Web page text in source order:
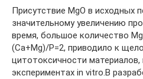
Присутствие MgO в исходных
значительному увеличению
время, большое количество
(Ca+Mg)/P=2, приводило к
цитотоксичности
экспериментах in vitro.В